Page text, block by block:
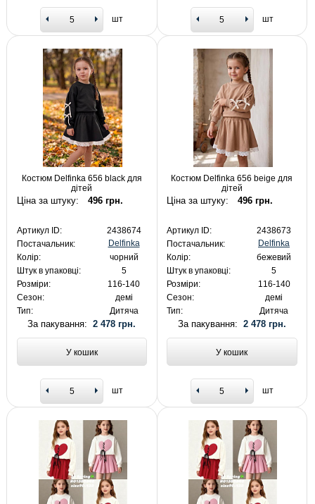
шт шт
Костюм Delfinka 656 black для
дітей
Ціна за штуку: 496 грн.
Артикул ID:
2438674
Постачальник:
Delfinka
Колір:
чорний
Штук в упаковці:
5
Розміри:
116-140
Сезон:
демі
Тип:
Дитяча
За пакування:2 478 грн.
У кошик
шт
Костюм Delfinka 656 beige для
дітей
Ціна за штуку: 496 грн.
Артикул ID:
2438673
Постачальник:
Delfinka
Колір:
бежевий
Штук в упаковці:
5
Розміри:
116-140
Сезон:
демі
Тип:
Дитяча
За пакування: 2 478 грн.
У кошик
шт